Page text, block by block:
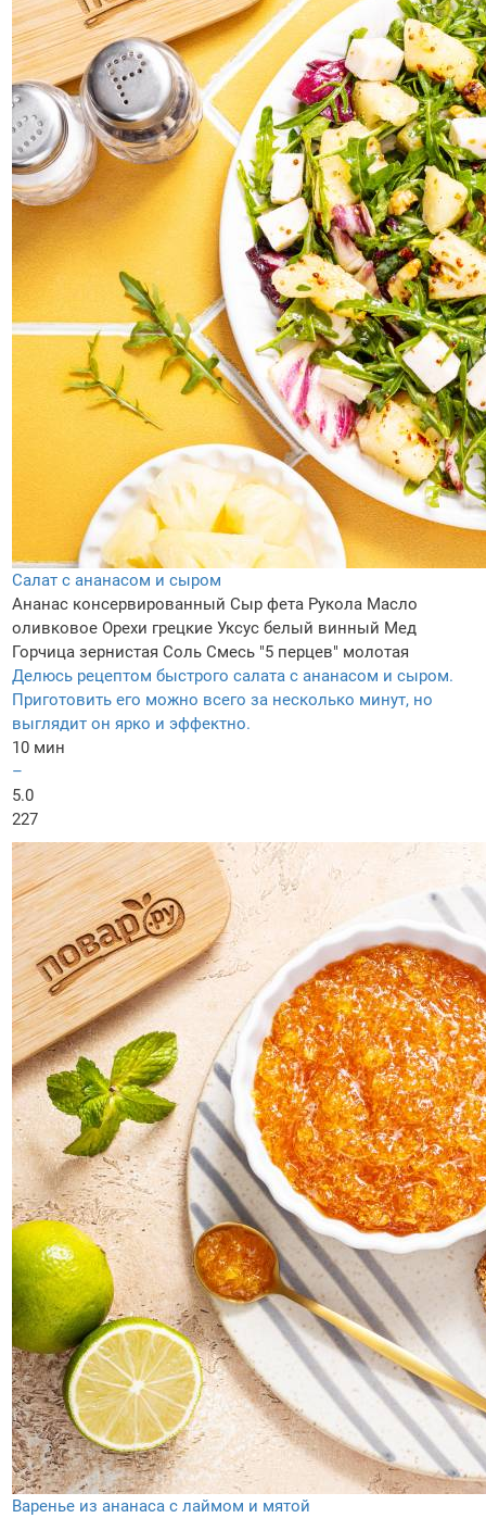
Салат с ананасом и сыром
Ананас консервированный Сыр фета Рукола Масло
оливковое Орехи грецкие Уксус белый винный Мед
Горчица зернистая Соль Смесь "5 перцев" молотая
Делюсь рецептом быстрого салата с ананасом и сыром.
Приготовить его можно всего за несколько минут, но
выглядит он ярко и эффектно.
10 мин
–
5.0
227
Варенье из ананаса с лаймом и мятой